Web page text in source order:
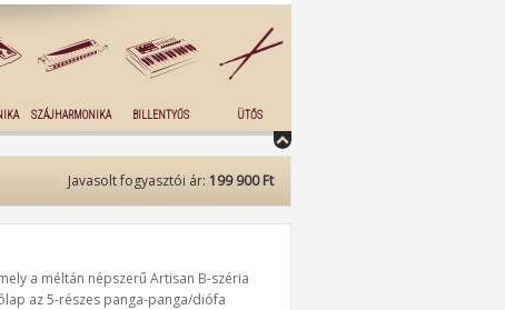
SZÁJHARMONIKA BILLENTYŰS ÜTŐS
Javasolt fogyasztói ár: 199 900 Ft
a méltán népszerű Artisan B-széria
az 5-részes panga-panga/diófa